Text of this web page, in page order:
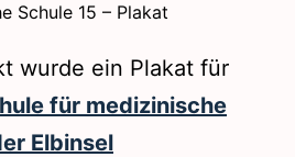
Schule 15 – Plakat
wurde ein Plakat für
für medizinische
Elbinsel